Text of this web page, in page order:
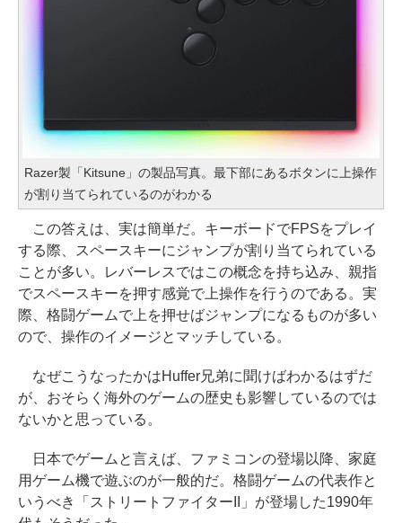
Razer製「Kitsune」の製品写真。最下部にあるボタンに上操作
が割り当てられているのがわかる
この答えは、実は簡単だ。キーボードでFPSをプレイ
する際、スペースキーにジャンプが割り当てられている
ことが多い。レバーレスではこの概念を持ち込み、親指
でスペースキーを押す感覚で上操作を行うのである。実
際、格闘ゲームで上を押せばジャンプになるものが多い
ので、操作のイメージとマッチしている。
なぜこうなったかはHuffer兄弟に聞けばわかるはずだ
が、おそらく海外のゲームの歴史も影響しているのでは
ないかと思っている。
日本でゲームと言えば、ファミコンの登場以降、家庭
用ゲーム機で遊ぶのが一般的だ。格闘ゲームの代表作と
いうべき「ストリートファイターII」が登場した1990年